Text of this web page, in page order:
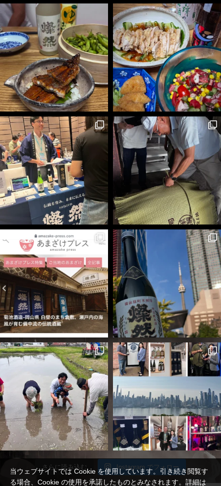
当ウェブサイトでは Cookie を使用しています。引き続き閲覧す
る場合、Cookie の使用を承諾したものとみなされます。詳細は
さらに読み込む Instagram でフォロー